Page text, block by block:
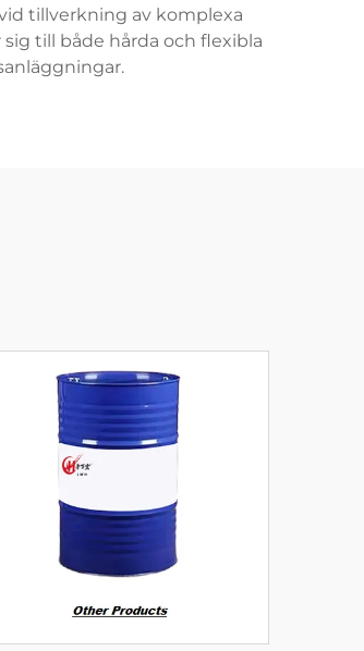
tillverkning av komplexa
till både hårda och flexibla